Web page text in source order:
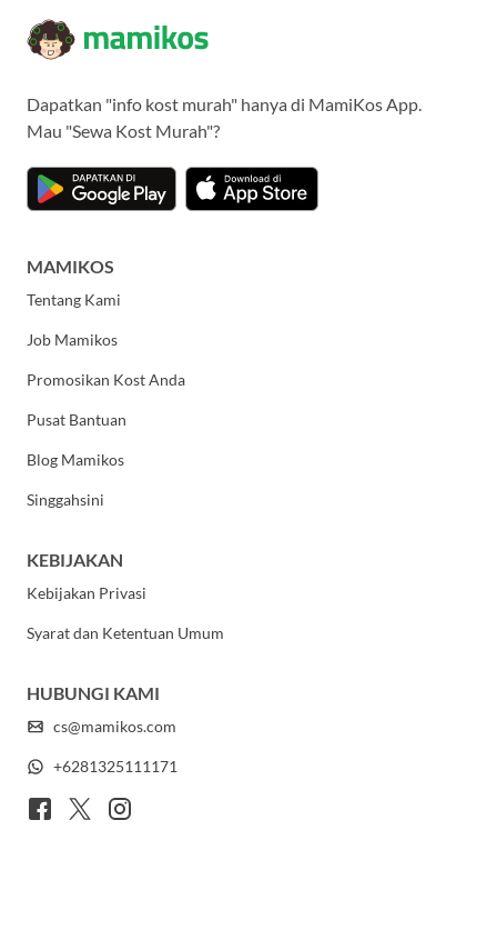
Dapatkan "info kost murah" hanya di MamiKos App.
Mau "Sewa Kost Murah"?
MAMIKOS
Tentang Kami
Job Mamikos
Promosikan Kost Anda
Pusat Bantuan
Blog Mamikos
Singgahsini
KEBIJAKAN
Kebijakan Privasi
Syarat dan Ketentuan Umum
HUBUNGI KAMI
cs@mamikos.com
+6281325111171